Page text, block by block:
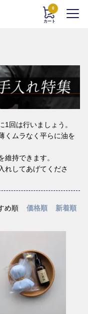
カート
0
回は行いましょう。
くムラなく平らに油を
持できます。
れしてあげてくださ
め順 価格順 新着順